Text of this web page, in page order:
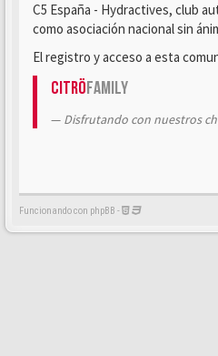
C5 España - Hydractives, club
como asociación nacional sin
El registro y acceso a esta
CitröFamily
Disfrutando con nuestros
Funcionando con phpBB -